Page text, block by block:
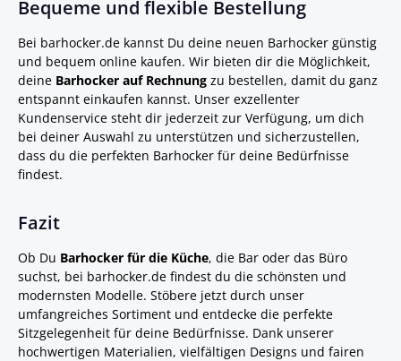
Bequeme und flexible Bestellung
Bei barhocker.de kannst Du deine neuen Barhocker günstig
und bequem online kaufen. Wir bieten dir die Möglichkeit,
deine Barhocker auf Rechnung zu bestellen, damit du ganz
entspannt einkaufen kannst. Unser exzellenter
Kundenservice steht dir jederzeit zur Verfügung, um dich
bei deiner Auswahl zu unterstützen und sicherzustellen,
dass du die perfekten Barhocker für deine Bedürfnisse
findest.
Fazit
Ob Du Barhocker für die Küche, die Bar oder das Büro
suchst, bei barhocker.de findest du die schönsten und
modernsten Modelle. Stöbere jetzt durch unser
umfangreiches Sortiment und entdecke die perfekte
Sitzgelegenheit für deine Bedürfnisse. Dank unserer
hochwertigen Materialien, vielfältigen Designs und fairen